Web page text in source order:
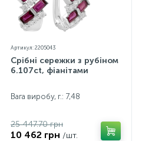
Артикул: 2205043
Срібні сережки з рубіном
6.107ct, фіанітами
Вага виробу, г.: 7,48
25 447.70 грн
10 462 грн /шт.